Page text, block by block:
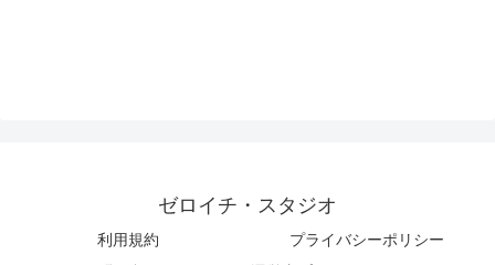
ゼロイチ・スタジオ
利用規約
プライバシーポリシー